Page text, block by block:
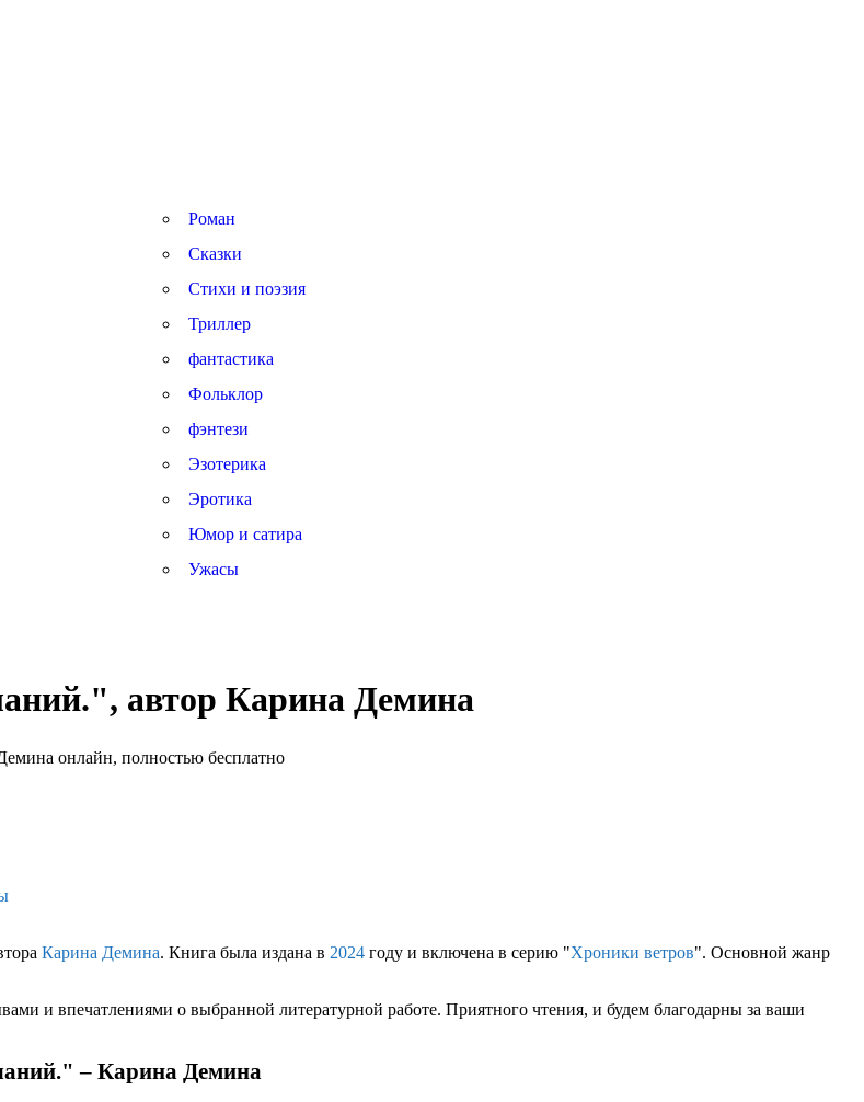
Роман
Сказки
Стихи и поэзия
Триллер
фантастика
Фольклор
фэнтези
Эзотерика
Эротика
Юмор и сатира
Ужасы
автор Карина Демина
Карина Демина. Книга была издана в 2024 году и включена в серию "Хроники ветров". Основной жанр
и впечатлениями о выбранной литературной работе. Приятного чтения, и будем благодарны за ваши
– Карина Демина